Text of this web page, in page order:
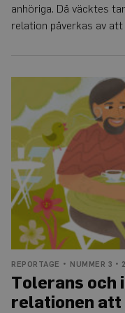
anhöriga. Då väcktes
relation påverkas av
intresse
så
de
relationen
att
fungera
REPORTAGE NUMMER 3 •
Tolerans och
relationen att